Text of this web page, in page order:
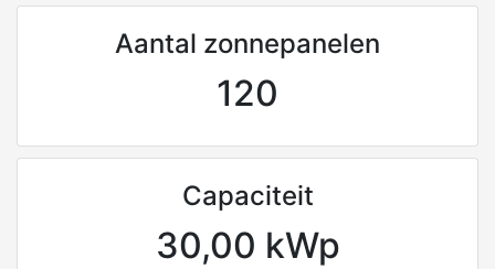
Aantal zonnepanelen
120
Capaciteit
30,00 kWp